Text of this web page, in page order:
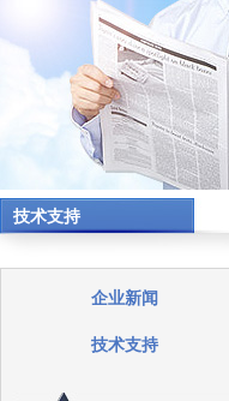
技术支持
企业新闻
技术支持